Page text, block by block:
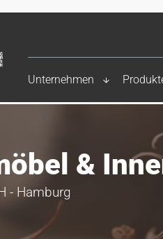
Unternehmen
&
- Hamburg